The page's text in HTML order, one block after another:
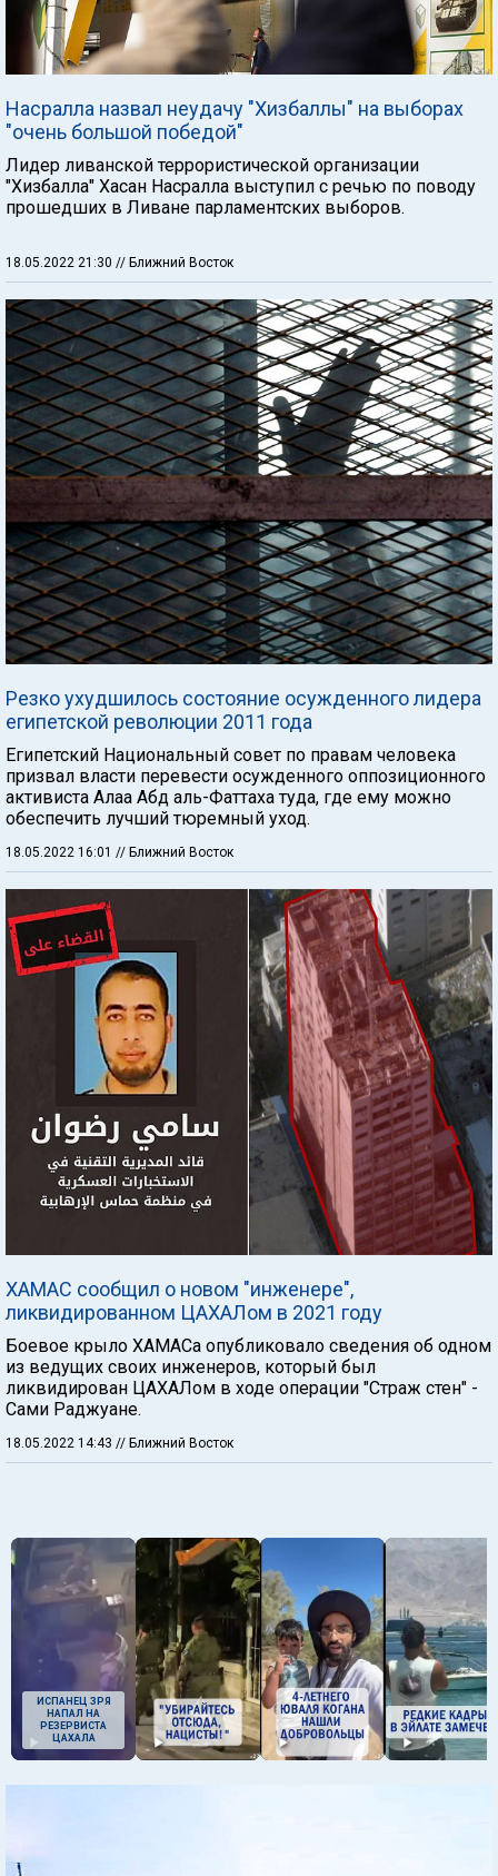
Насралла назвал неудачу "Хизбаллы" на выборах
"очень большой победой"
Лидер ливанской террористической организации
"Хизбалла" Хасан Насралла выступил с речью по поводу
прошедших в Ливане парламентских выборов.
18.05.2022 21:30 // Ближний Восток
Резко ухудшилось состояние осужденного лидера
египетской революции 2011 года
Египетский Национальный совет по правам человека
призвал власти перевести осужденного оппозиционного
активиста Алаа Абд аль-Фаттаха туда, где ему можно
обеспечить лучший тюремный уход.
18.05.2022 16:01 // Ближний Восток
ХАМАС сообщил о новом "инженере",
ликвидированном ЦАХАЛом в 2021 году
Боевое крыло ХАМАСа опубликовало сведения об одном
из ведущих своих инженеров, который был
ликвидирован ЦАХАЛом в ходе операции "Страж стен" -
Сами Раджуане.
18.05.2022 14:43 // Ближний Восток
ИСПАНЕЦ ЗРЯ
НАПАЛ НА
РЕЗЕРВИСТА
ЦАХАЛА